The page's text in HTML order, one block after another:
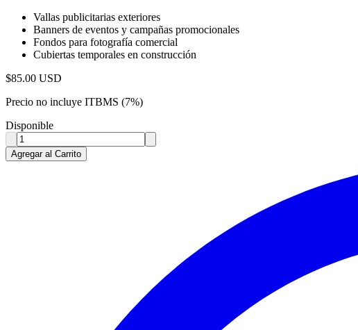
Vallas publicitarias exteriores
Banners de eventos y campañas promocionales
Fondos para fotografía comercial
Cubiertas temporales en construcción
$85.00 USD
Precio no incluye ITBMS (7%)
Disponible
Agregar al Carrito